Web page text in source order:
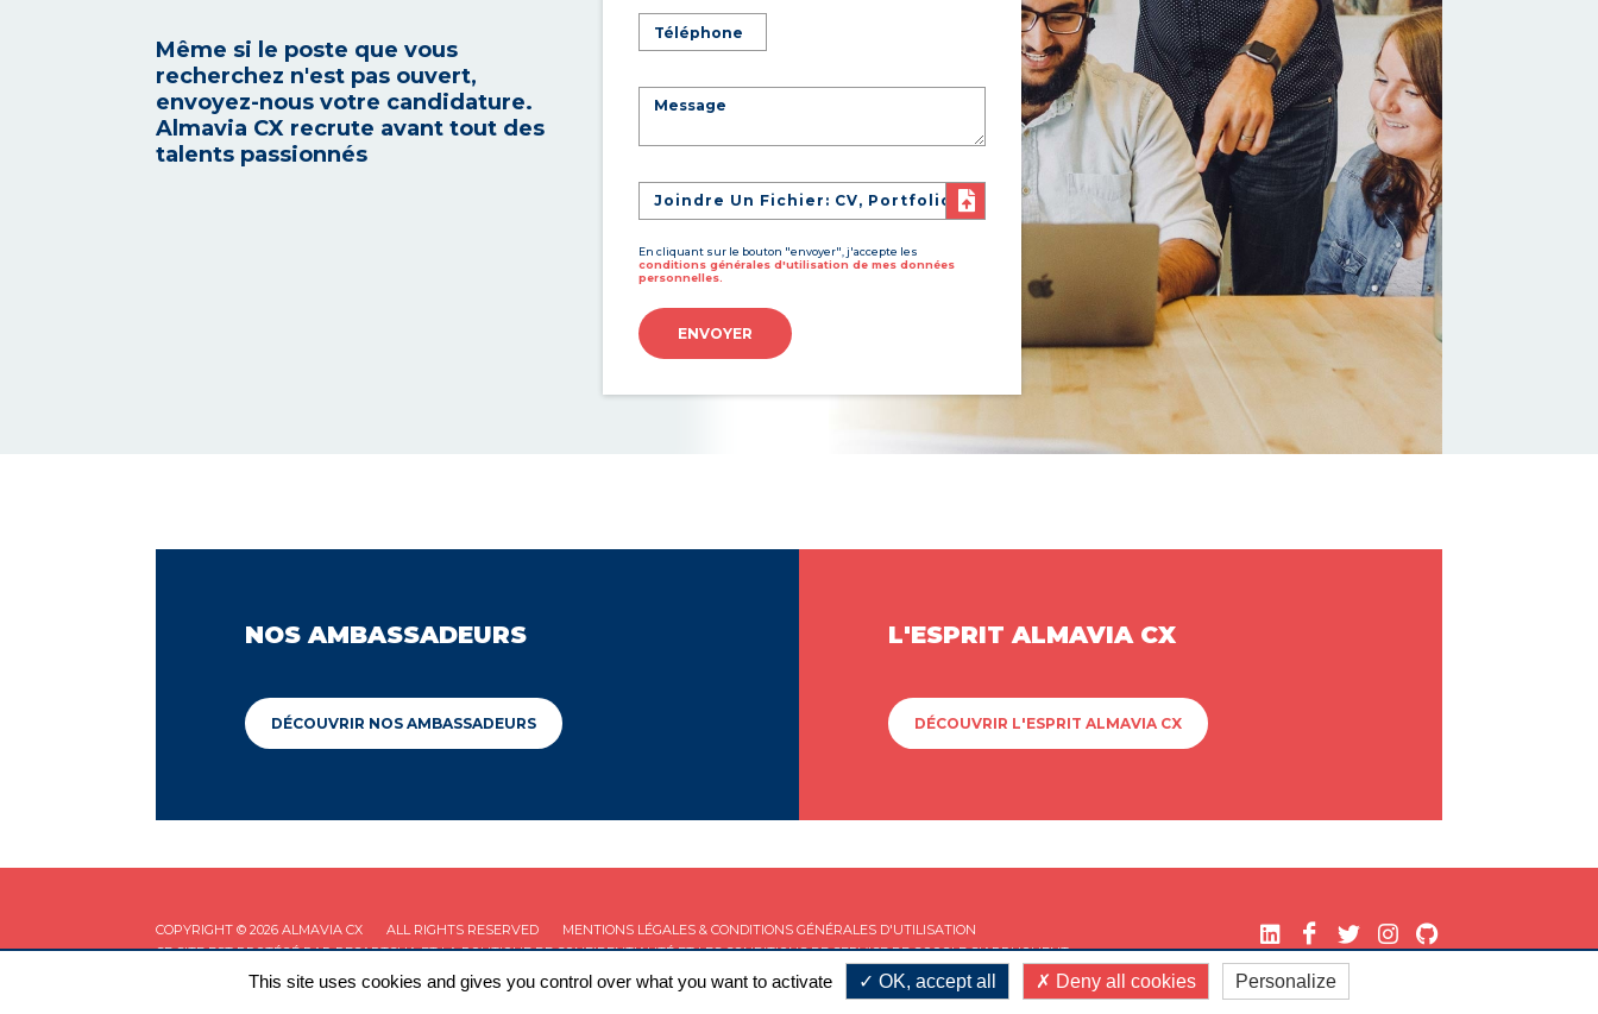
Même si le poste que vous
recherchez n'est pas ouvert,
envoyez-nous votre candidature.
Almavia CX recrute avant tout des
talents passionnés
Joindre Un Fichier: CV, Portfolio
En cliquant sur le bouton "envoyer", j'accepte les
conditions générales d'utilisation de mes données
personnelles.
ENVOYER
NOS AMBASSADEURS
DÉCOUVRIR NOS AMBASSADEURS
L'ESPRIT ALMAVIA CX
DÉCOUVRIR L'ESPRIT ALMAVIA CX
COPYRIGHT © 2026 ALMAVIA CX ALL RIGHTS RESERVED
MENTIONS LÉGALES & CONDITIONS GÉNÉRALES D'UTILISATION
CE SITE EST PROTÉGÉ PAR RECAPTCHA ET LAPOLITIQUE DE CONFIDENTIALITÉET LESCONDITIONS DE SERVICEDE GOOGLE S'APPLIQUENT.
This site uses cookies and gives you control over what you want to activate OK, accept all Deny all cookies Personalize